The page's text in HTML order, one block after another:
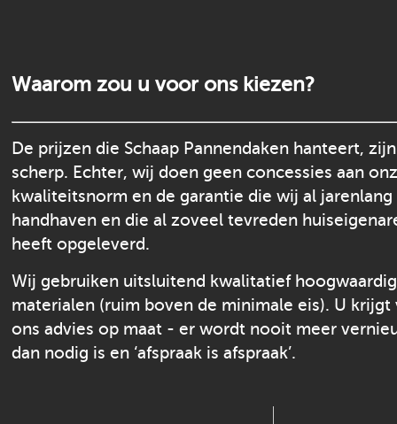
Waarom zou u voor ons kiezen?
De prijzen die Schaap Pannendaken hanteert,
scherp. Echter, wij doen geen concessies aan
kwaliteitsnorm en de garantie die wij al jarenlang
handhaven en die al zoveel tevreden
heeft opgeleverd.
Wij gebruiken uitsluitend kwalitatief
materialen (ruim boven de minimale eis). U krijgt
ons advies op maat - er wordt nooit meer
dan nodig is en ‘afspraak is afspraak’.